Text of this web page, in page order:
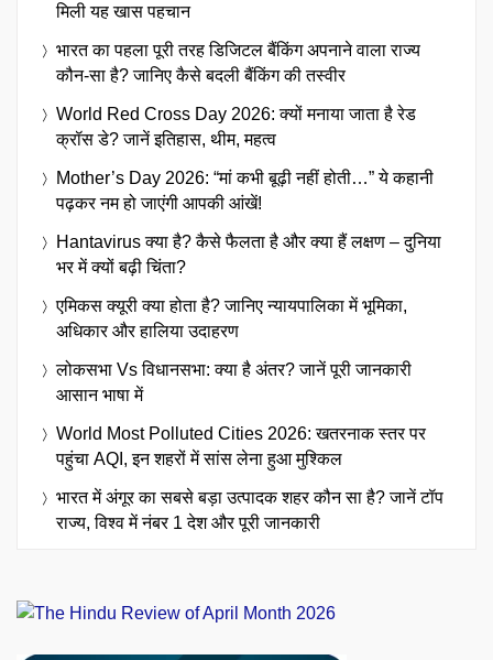
मिली यह खास पहचान
भारत का पहला पूरी तरह डिजिटल बैंकिंग अपनाने वाला राज्य
कौन-सा है? जानिए कैसे बदली बैंकिंग की तस्वीर
World Red Cross Day 2026: क्यों मनाया जाता है रेड
क्रॉस डे? जानें इतिहास, थीम, महत्व
Mother’s Day 2026: “मां कभी बूढ़ी नहीं होती…” ये कहानी
पढ़कर नम हो जाएंगी आपकी आंखें!
Hantavirus क्या है? कैसे फैलता है और क्या हैं लक्षण – दुनिया
भर में क्यों बढ़ी चिंता?
एमिकस क्यूरी क्या होता है? जानिए न्यायपालिका में भूमिका,
अधिकार और हालिया उदाहरण
लोकसभा Vs विधानसभा: क्या है अंतर? जानें पूरी जानकारी
आसान भाषा में
World Most Polluted Cities 2026: खतरनाक स्तर पर
पहुंचा AQI, इन शहरों में सांस लेना हुआ मुश्किल
भारत में अंगूर का सबसे बड़ा उत्पादक शहर कौन सा है? जानें टॉप
राज्य, विश्व में नंबर 1 देश और पूरी जानकारी